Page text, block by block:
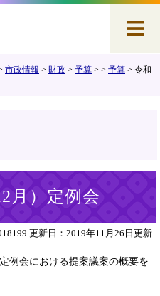
市政情報 > 財政 > 予算 > > 予算 > 令和
月）定例会
更新日：2019年11月26日更新
例会における提案議案の概要を